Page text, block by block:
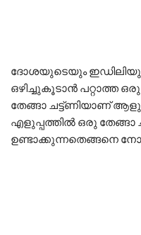
ദോശയുടെയും
ഒഴിച്ചുകൂടാൻ പറ്റാത്ത
തേങ്ങാ ചട്ട്ണിയാണ്
എളുപ്പത്തിൽ ഒരു തേങ്ങാ
ഉണ്ടാക്കുന്നതെങ്ങനെ